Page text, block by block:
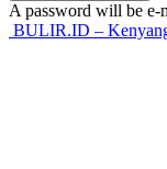
A password will be e-
BULIR.ID –